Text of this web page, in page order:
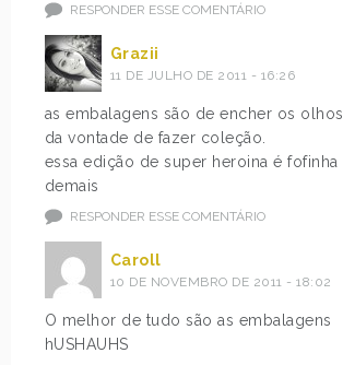
RESPONDER ESSE COMENTÁRIO
Grazii
11 DE JULHO DE 2011 - 16:26
as embalagens são de encher os olhos.
da vontade de fazer coleção.
essa edição de super heroina é fofinha
demais
RESPONDER ESSE COMENTÁRIO
Caroll
10 DE NOVEMBRO DE 2011 - 18:02
O melhor de tudo são as embalagens
hUSHAUHS